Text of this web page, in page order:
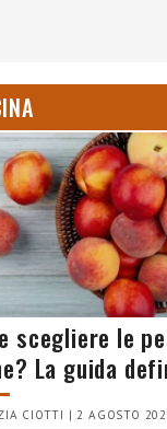
scegliere le
La guida
CIOTTI | 2 AGOSTO